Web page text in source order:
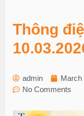
Thông
admin March
No Comments